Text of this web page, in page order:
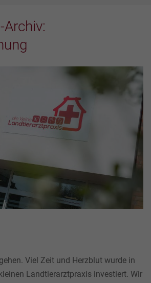
Viel Zeit und Herzblut wurde in
Landtierarztpraxis investiert. Wir